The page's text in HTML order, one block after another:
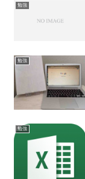
勉強
勉強
勉強